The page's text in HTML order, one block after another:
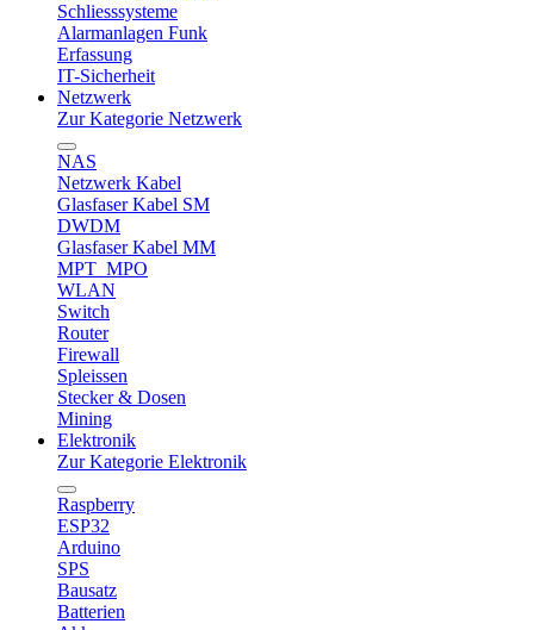
Schliesssysteme
Alarmanlagen Funk
Erfassung
IT-Sicherheit
Netzwerk
Zur Kategorie Netzwerk
NAS
Netzwerk Kabel
Glasfaser Kabel SM
DWDM
Glasfaser Kabel MM
MPT_MPO
WLAN
Switch
Router
Firewall
Spleissen
Stecker & Dosen
Mining
Elektronik
Zur Kategorie Elektronik
Raspberry
ESP32
Arduino
SPS
Bausatz
Batterien